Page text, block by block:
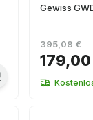
Gewiss
395,08 €